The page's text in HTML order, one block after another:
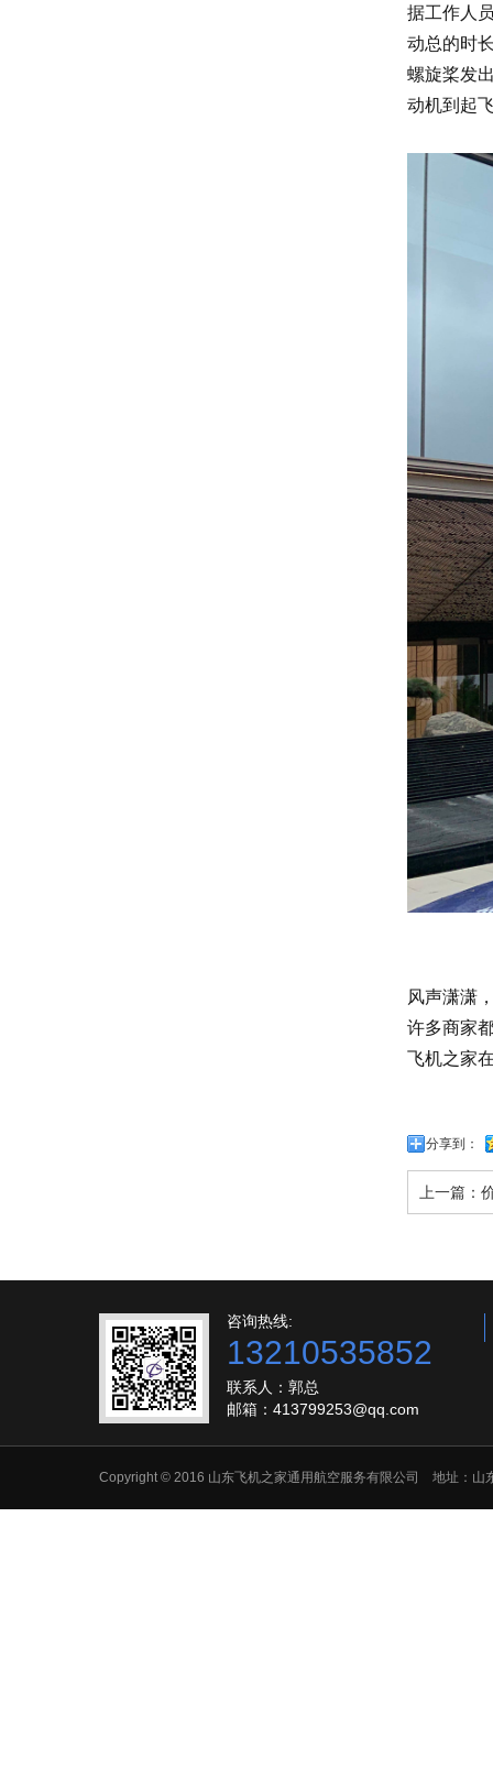
据工作人
动总的时
螺旋桨发
动机到起
风声潇潇
许多商家
飞机之家
分享到：
上一篇：
咨询热线:
13210535852
联系人：郭总
邮箱：413799253@qq.com
Copyright © 2016 山东飞机之家通用航空服务有限公司 地址：山